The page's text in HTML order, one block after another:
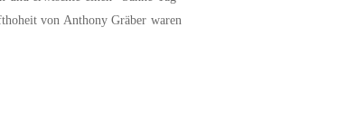
von Anthony Gräber waren